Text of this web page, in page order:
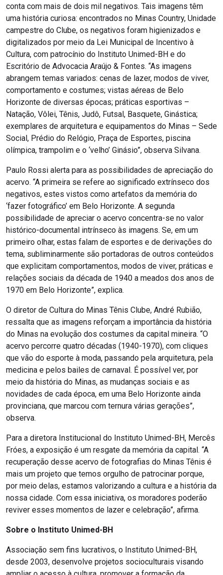
conta com mais de dois mil negativos. Tais imagens têm
uma história curiosa: encontrados no Minas Country, Unidade
campestre do Clube, os negativos foram higienizados e
digitalizados por meio da Lei Municipal de Incentivo à
Cultura, com patrocínio do Instituto Unimed-BH e do
Escritório de Advocacia Araújo & Fontes. “As imagens
abrangem temas variados: cenas de lazer, modos de viver,
comportamento e costumes; vistas aéreas de Belo
Horizonte de diversas épocas; práticas esportivas –
Natação, Vôlei, Tênis, Judô, Futsal, Basquete, Ginástica;
exemplares de arquitetura e equipamentos do Minas – Sede
Social, Prédio do Relógio, Praça de Esportes, piscina
olímpica, trampolim e o ‘velho’ Ginásio”, observa Silvana.
Paulo Rossi alerta para as possibilidades de apreciação do
acervo. “A primeira se refere ao significado extrínseco dos
negativos, estes vistos como artefatos da memória do
‘fazer fotográfico’ em Belo Horizonte. A segunda
possibilidade de apreciar o acervo concentra-se no valor
histórico-documental intrínseco às imagens. Se, em um
primeiro olhar, estas falam de esportes e de derivações do
tema, subliminarmente são portadoras de outros conteúdos
que explicitam comportamentos, modos de viver, práticas e
relações sociais da década de 1940 a meados dos anos de
1970 em Belo Horizonte”, explica.
O diretor de Cultura do Minas Tênis Clube, André Rubião,
ressalta que as imagens reforçam a importância da história
do Minas na evolução dos costumes da capital mineira. “O
acervo percorre quatro décadas (1940-1970), com cliques
que vão do esporte à moda, passando pela arquitetura, pela
medicina e pelos bailes de carnaval. É possível ver, por
meio da história do Minas, as mudanças sociais e as
novidades de cada época, em uma Belo Horizonte ainda
provinciana, que marcou com ternura várias gerações”,
observa.
Para a diretora Institucional do Instituto Unimed-BH, Mercês
Fróes, a exposição é um resgate da memória da capital. “A
recuperação desse acervo de fotografias do Minas Tênis é
mais um projeto que temos orgulho de patrocinar porque,
por meio delas, estamos valorizando a cultura e a história da
nossa cidade. Com essa iniciativa, os moradores poderão
reviver esses momentos de lazer e celebração”, afirma.
Sobre o Instituto Unimed-BH
Associação sem fins lucrativos, o Instituto Unimed-BH,
desde 2003, desenvolve projetos socioculturais visando